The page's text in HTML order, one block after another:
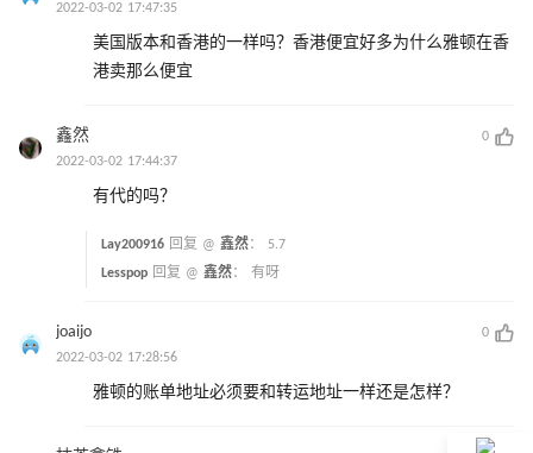
2022-03-02 17:47:35
美国版本和香港的一样吗？香港便宜好多为什么雅顿在香
港卖那么便宜
鑫然
0
2022-03-02 17:44:37
有代的吗？
Lay200916 回复 @ 鑫然： 5.7
Lesspop 回复 @ 鑫然： 有呀
joaijo
0
2022-03-02 17:28:56
雅顿的账单地址必须要和转运地址一样还是怎样？